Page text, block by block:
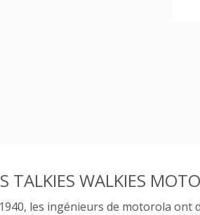
TALKIES WALKIES
les ingénieurs de motorola ont